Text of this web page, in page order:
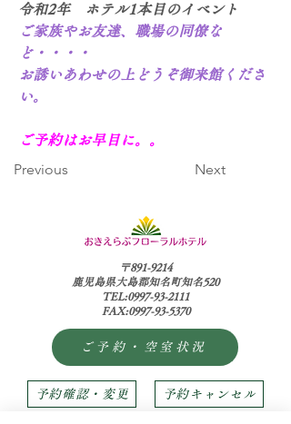
令和2年　ホテル1本目のイベント
ご家族やお友達、職場の同僚な
ど・・・・
お誘いあわせの上どうぞ御来館くださ
い。
ご予約はお早目に。。
Previous Next
〒891-9214
鹿児島県大島郡知名町知名520
TEL:0997-93-2111
FAX:0997-93-5370
ご予約・空室状況
予約確認・変更 予約キャンセル